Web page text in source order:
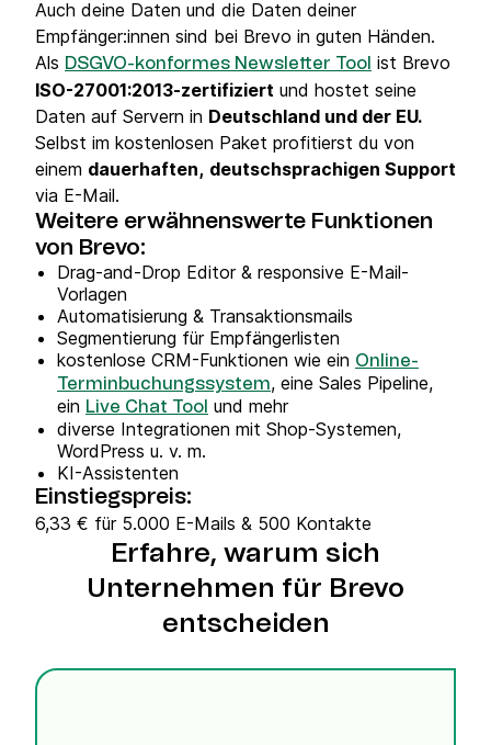
Auch deine Daten und die Daten deiner
Empfänger:innen sind bei Brevo in guten Händen.
Als DSGVO-konformes Newsletter Tool ist Brevo
ISO-27001:2013-zertifiziert und hostet seine
Daten auf Servern in Deutschland und der EU.
Selbst im kostenlosen Paket profitierst du von
einem dauerhaften, deutschsprachigen Support
via E-Mail.
Weitere erwähnenswerte Funktionen
von Brevo:
Drag-and-Drop Editor & responsive E-Mail-
Vorlagen
Automatisierung & Transaktionsmails
Segmentierung für Empfängerlisten
kostenlose CRM-Funktionen wie ein Online-
Terminbuchungssystem, eine Sales Pipeline,
ein Live Chat Tool und mehr
diverse Integrationen mit Shop-Systemen,
WordPress u. v. m.
KI-Assistenten
Einstiegspreis:
6,33 € für 5.000 E-Mails & 500 Kontakte
Erfahre, warum sich
Unternehmen für Brevo
entscheiden